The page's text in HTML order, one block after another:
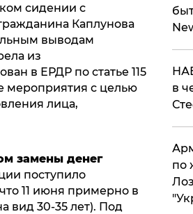
сидении с
Каплунова
выводам
из
в ЕРДР по статье 115
мероприятия с целью
лица,
замены денег
поступило
11 июня примерно в
вид 30-35 лет). Под
в
по